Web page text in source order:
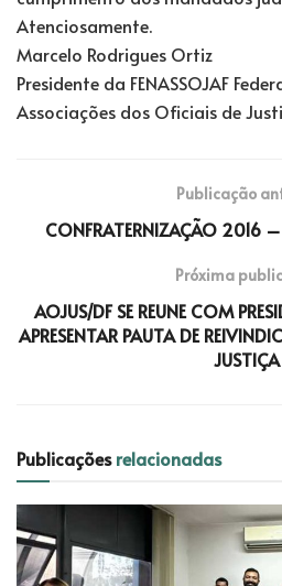
Atenciosamente.
Marcelo Rodrigues Ortiz
Presidente da FENASSOJAF
Associações dos Oficiais de
Publicação
CONFRATERNIZAÇÃO 2016
Próxima
AOJUS/DF SE REUNE COM
APRESENTAR PAUTA DE
JUSTIÇA
Publicaçõesrelacionadas